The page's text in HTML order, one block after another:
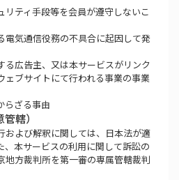
リティ手段等を会員が遵守しないこ
電気通信役務の不具合に起因して発
る広告主、又は本サービスがリンク
ェブサイトにて行われる事業の事業
らざる事由
轄）
および解釈に関しては、日本法が適
、本サービスの利用に関して訴訟の
地方裁判所を第一審の専属管轄裁判